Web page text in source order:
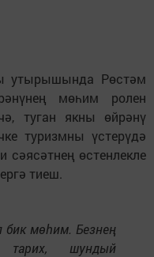
утырышында Рөстәм
мөһим ролен
туган якны өйрәнү
туризмны үстерүдә
өстенлекле
тиеш.
бик мөһим. Безнең
тарих, шундый